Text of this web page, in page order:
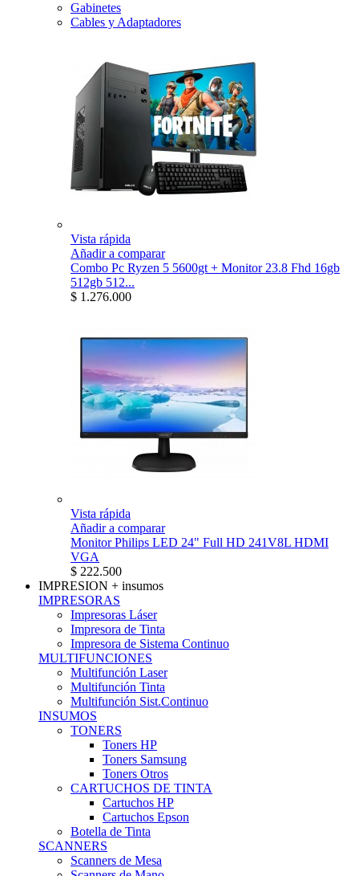
Gabinetes
Cables y Adaptadores
Vista rápida
Añadir a comparar
Combo Pc Ryzen 5 5600gt + Monitor 23.8 Fhd 16gb
512gb 512...
$ 1.276.000
Vista rápida
Añadir a comparar
Monitor Philips LED 24" Full HD 241V8L HDMI
VGA
$ 222.500
IMPRESION + insumos
IMPRESORAS
Impresoras Láser
Impresora de Tinta
Impresora de Sistema Continuo
MULTIFUNCIONES
Multifunción Laser
Multifunción Tinta
Multifunción Sist.Continuo
INSUMOS
TONERS
Toners HP
Toners Samsung
Toners Otros
CARTUCHOS DE TINTA
Cartuchos HP
Cartuchos Epson
Botella de Tinta
SCANNERS
Scanners de Mesa